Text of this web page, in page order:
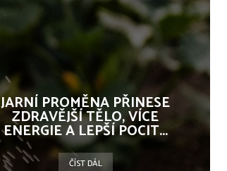
JARNÍ PROMĚNA PŘINESE
ZDRAVĚJŠÍ TĚLO, VÍCE
ENERGIE A LEPŠÍ POCIT...
ČÍST DÁL